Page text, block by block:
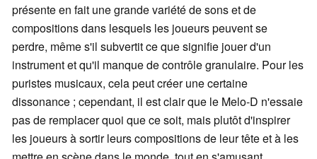
présente en fait une grande variété de sons et de
compositions dans lesquels les joueurs peuvent se
perdre, même s'il subvertit ce que signifie jouer d'un
instrument et qu'il manque de contrôle granulaire. Pour les
puristes musicaux, cela peut créer une certaine
dissonance ; cependant, il est clair que le Melo-D n'essaie
pas de remplacer quoi que ce soit, mais plutôt d'inspirer
les joueurs à sortir leurs compositions de leur tête et à les